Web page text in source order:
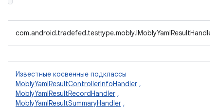
com.android.tradefed.testtype.mobly.IMoblyYamlResultHandler
Известные косвенные подклассы
MoblyYamlResultControllerInfoHandler ,
MoblyYamlResultRecordHandler ,
MoblyYamlResultSummaryHandler ,